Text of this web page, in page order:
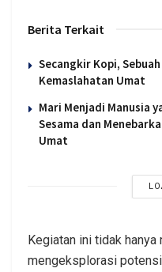
Berita Terkait
Secangkir Kopi,
Kemaslahatan Umat
Mari Menjadi Manusia
Sesama dan
Umat
Kegiatan ini tidak hanya
mengeksplorasi